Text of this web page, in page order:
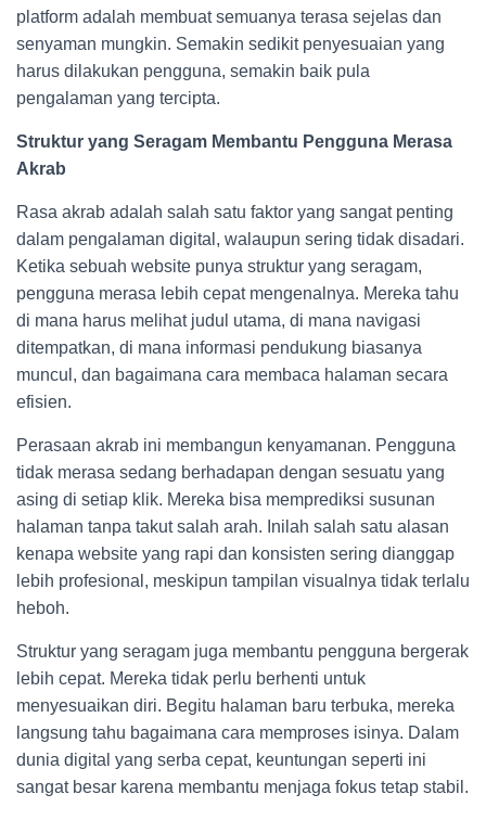
platform adalah membuat semuanya terasa sejelas dan
senyaman mungkin. Semakin sedikit penyesuaian yang
harus dilakukan pengguna, semakin baik pula
pengalaman yang tercipta.
Struktur yang Seragam Membantu Pengguna Merasa
Akrab
Rasa akrab adalah salah satu faktor yang sangat penting
dalam pengalaman digital, walaupun sering tidak disadari.
Ketika sebuah website punya struktur yang seragam,
pengguna merasa lebih cepat mengenalnya. Mereka tahu
di mana harus melihat judul utama, di mana navigasi
ditempatkan, di mana informasi pendukung biasanya
muncul, dan bagaimana cara membaca halaman secara
efisien.
Perasaan akrab ini membangun kenyamanan. Pengguna
tidak merasa sedang berhadapan dengan sesuatu yang
asing di setiap klik. Mereka bisa memprediksi susunan
halaman tanpa takut salah arah. Inilah salah satu alasan
kenapa website yang rapi dan konsisten sering dianggap
lebih profesional, meskipun tampilan visualnya tidak terlalu
heboh.
Struktur yang seragam juga membantu pengguna bergerak
lebih cepat. Mereka tidak perlu berhenti untuk
menyesuaikan diri. Begitu halaman baru terbuka, mereka
langsung tahu bagaimana cara memproses isinya. Dalam
dunia digital yang serba cepat, keuntungan seperti ini
sangat besar karena membantu menjaga fokus tetap stabil.